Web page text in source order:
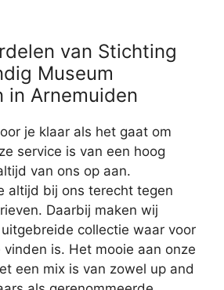
van Stichting
Museum
in Arnemuiden
je klaar als het gaat om
service is van een hoog
van ons op aan.
altijd bij ons terecht tegen
Daarbij maken wij
collectie waar voor
is. Het mooie aan onze
een mix is van zowel up and